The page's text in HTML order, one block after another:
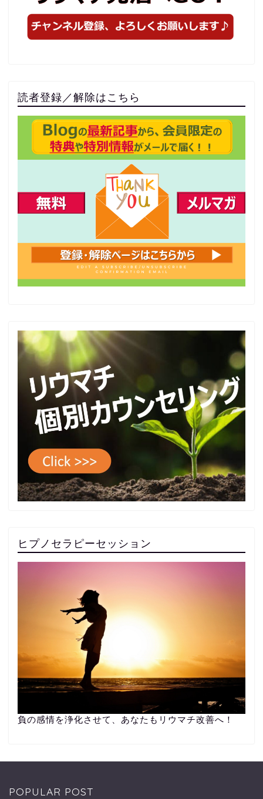
読者登録／解除はこちら
ヒプノセラピーセッション
負の感情を浄化させて、あなたもリウマチ改善へ！
POPULAR POST